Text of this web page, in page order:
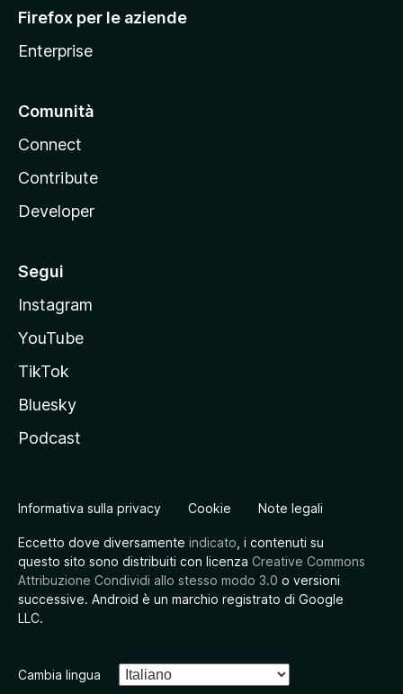
a
Firefox per le aziende
Enterprise
Comunità
Connect
Contribute
Developer
Segui
Instagram
YouTube
TikTok
Bluesky
Podcast
Informativa sulla privacy Cookie Note legali
Eccetto dove diversamente indicato , i contenuti su
questo sito sono distribuiti con licenza Creative Commons
Attribuzione Condividi allo stesso modo 3.0 o versioni
successive. Android è un marchio registrato di Google
LLC.
Cambia lingua